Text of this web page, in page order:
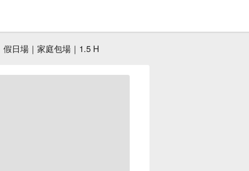
假日場｜家庭包場｜1.5 H